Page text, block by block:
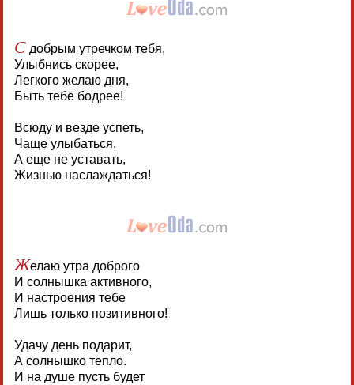
Сдобрым утречком тебя,
Улыбнись скорее,
Легкого желаю дня,
Быть тебе бодрее!
Всюду и везде успеть,
Чаще улыбаться,
А еще не уставать,
Жизнью наслаждаться!
Желаю утра доброго
И солнышка активного,
И настроения тебе
Лишь только позитивного!
Удачу день подарит,
А солнышко тепло.
И на душе пусть будет